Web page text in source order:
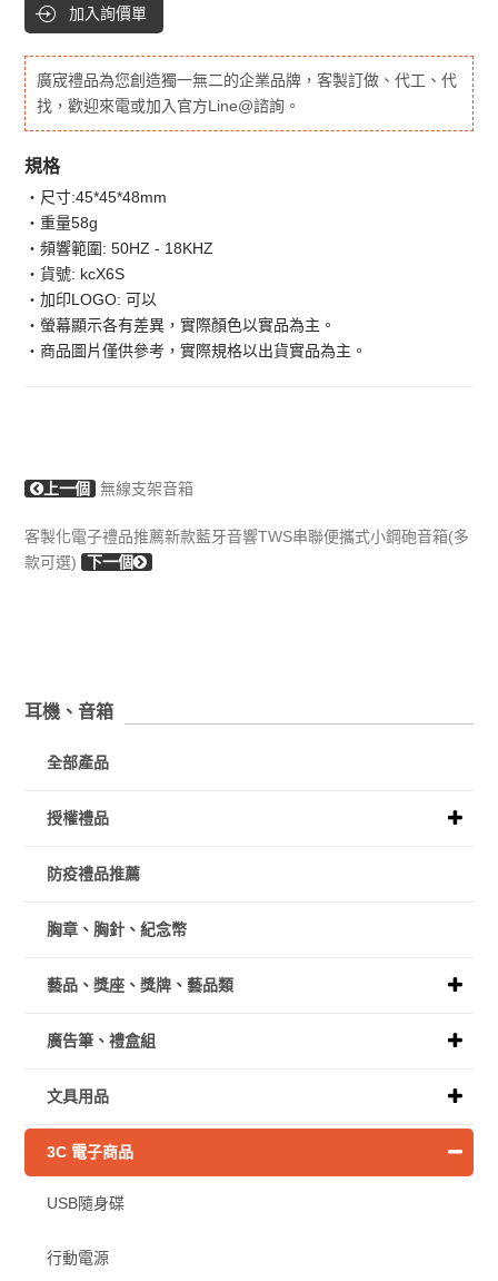
加入詢價單
廣宬禮品為您創造獨一無二的企業品牌，客製訂做、代工、代
找，歡迎來電或加入官方Line@諮詢。
規格
‧尺寸:45*45*48mm
‧重量58g
‧頻響範圍: 50HZ - 18KHZ
‧貨號: kcX6S
‧加印LOGO: 可以
‧螢幕顯示各有差異，實際顏色以實品為主。
‧商品圖片僅供參考，實際規格以出貨實品為主。
上一個 無線支架音箱
客製化電子禮品推薦新款藍牙音響TWS串聯便攜式小鋼砲音箱(多
款可選)
下一個
耳機、音箱
全部產品
授權禮品
防疫禮品推薦
胸章、胸針、紀念幣
藝品、獎座、獎牌、藝品類
廣告筆、禮盒組
文具用品
3C 電子商品
USB隨身碟
行動電源